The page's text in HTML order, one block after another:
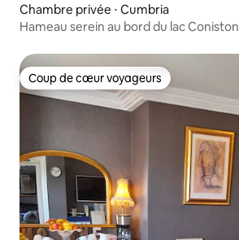
Chambre privée ⋅ Cumbria
Hameau serein au bord du lac Coniston
Coup de cœur voyageurs
Coup de cœur voyageurs